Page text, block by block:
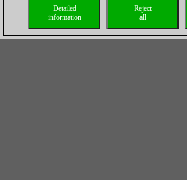
Reject
all
Detailed
information